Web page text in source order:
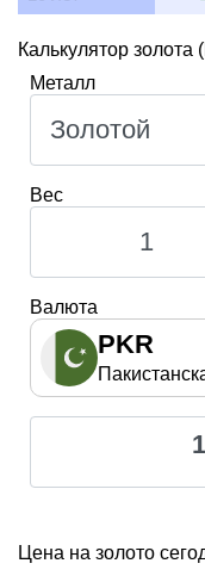
Калькулятор золота
Металл
Вес
Валюта
PKR
Цена на золото